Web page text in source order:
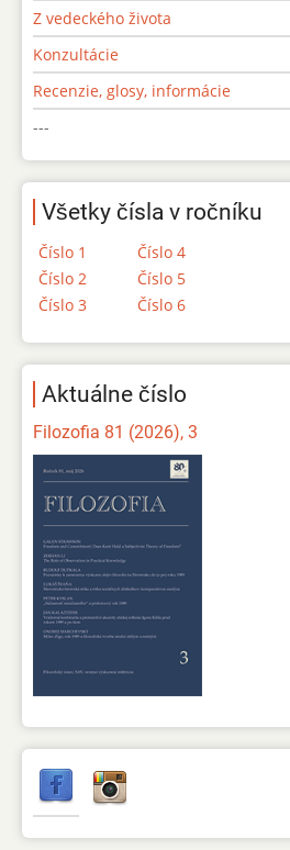
Z vedeckého života
Konzultácie
Recenzie, glosy, informácie
---
Všetky čísla v ročníku
Číslo 1
Číslo 2
Číslo 3
Číslo 4
Číslo 5
Číslo 6
Aktuálne číslo
Filozofia 81 (2026), 3